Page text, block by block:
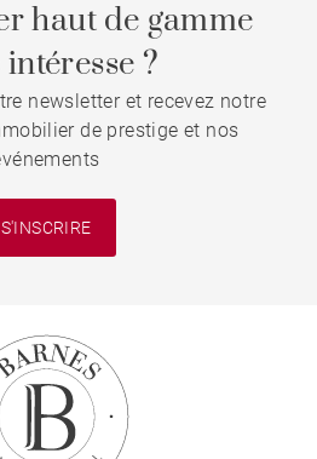
haut de gamme
?
newsletter et recevez notre
de prestige et nos
S'INSCRIRE